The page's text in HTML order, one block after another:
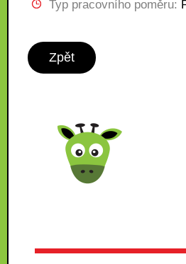
Typ pracovního poměru:
Zpět